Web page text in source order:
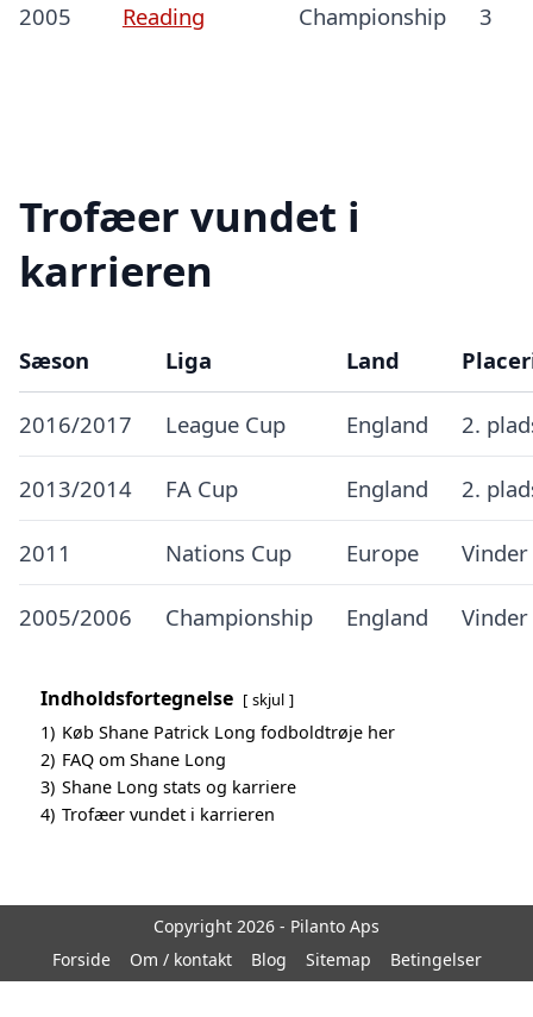
2005 Reading Championship 3
Trofæer vundet i
karrieren
Sæson Liga Land
2016/2017 League Cup England 2.
2013/2014 FA Cup England 2.
2011 Nations Cup Europe Vinder
2005/2006 Championship England Vinder
Indholdsfortegnelse skjul
1) Køb Shane Patrick Long fodboldtrøje her
2) FAQ om Shane Long
3) Shane Long stats og karriere
4) Trofæer vundet i karrieren
Copyright 2026 - Pilanto Aps
Forside
Om / kontakt Blog Sitemap Betingelser